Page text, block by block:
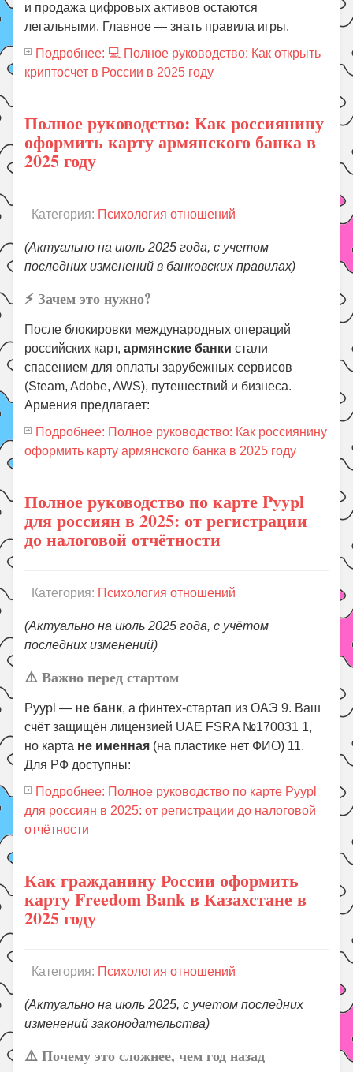
и продажа цифровых активов остаются
легальными. Главное — знать правила игры.
Подробнее: 💻 Полное руководство: Как открыть
криптосчет в России в 2025 году
Полное руководство: Как россиянину
оформить карту армянского банка в
2025 году
Категория: Психология отношений
(Актуально на июль 2025 года, с учетом
последних изменений в банковских правилах)
⚡️ Зачем это нужно?
После блокировки международных операций
российских карт,армянские банки стали
спасением для оплаты зарубежных сервисов
(Steam, Adobe, AWS), путешествий и бизнеса.
Армения предлагает:
Подробнее: Полное руководство: Как россиянину
оформить карту армянского банка в 2025 году
Полное руководство по карте Pyypl
для россиян в 2025: от регистрации
до налоговой отчётности
Категория: Психология отношений
(Актуально на июль 2025 года, с учётом
последних изменений)
⚠️ Важно перед стартом
Pyypl — не банк, а финтех-стартап из ОАЭ9. Ваш
счёт защищён лицензией UAE FSRA №170031 1,
но карта не именная (на пластике нет ФИО) 11.
Для РФ доступны:
Подробнее: Полное руководство по карте Pyypl
для россиян в 2025: от регистрации до налоговой
отчётности
Как гражданину России оформить
карту Freedom Bank в Казахстане в
2025 году
Категория: Психология отношений
(Актуально на июль 2025, с учетом последних
изменений законодательства)
⚠️ Почему это сложнее, чем год назад